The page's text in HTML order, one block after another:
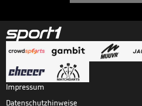
Impressum
Datenschutzhinweise